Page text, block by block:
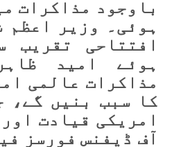
باوجود مذاکرات
ہوئی۔ وزیر
افتتاحی تقریب
ہوئے امید
مذاکرات عالمی
کا سبب بنیں گے،
امریکی قیادت
آف ڈیفنس فورسز